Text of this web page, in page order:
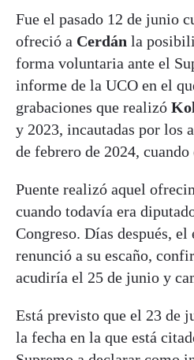
Fue el pasado 12 de junio
ofreció a Cerdán la
forma voluntaria ante el
informe de la UCO en el
grabaciones que realizó
y 2023, incautadas por los
de febrero de 2024,
Puente realizó aquel
cuando todavía era
Congreso. Días después,
renunció a su escaño,
acudiría el 25 de junio y
Está previsto que el 23 de
la fecha en la que está